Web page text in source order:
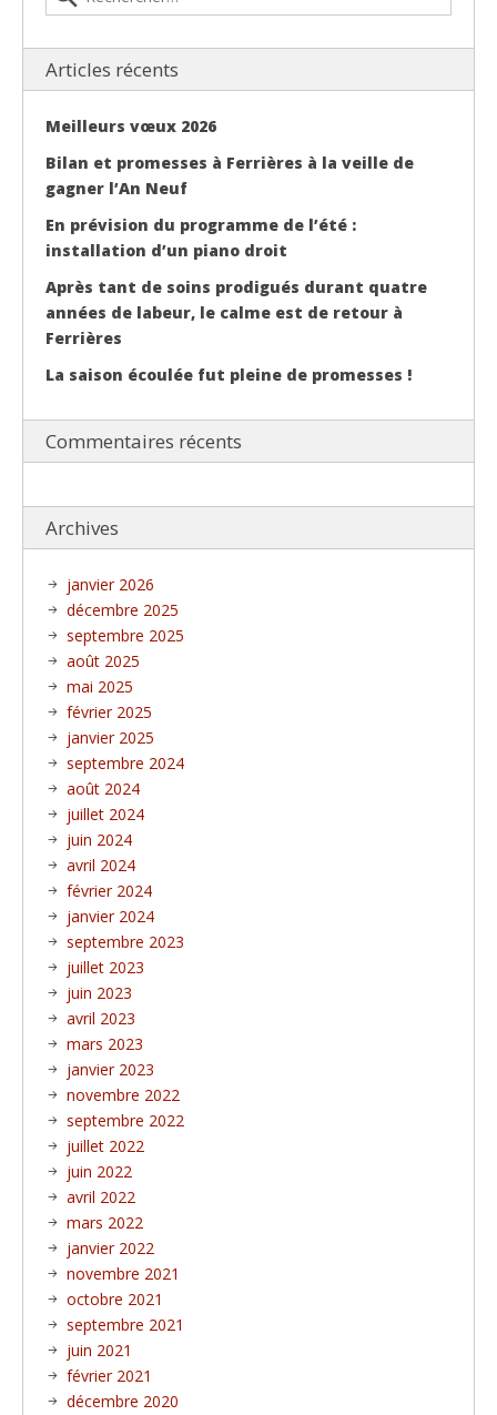
Articles récents
Meilleurs vœux 2026
Bilan et promesses à Ferrières à la veille de
gagner l’An Neuf
En prévision du programme de l’été :
installation d’un piano droit
Après tant de soins prodigués durant quatre
années de labeur, le calme est de retour à
Ferrières
La saison écoulée fut pleine de promesses !
Commentaires récents
Archives
janvier 2026
décembre 2025
septembre 2025
août 2025
mai 2025
février 2025
janvier 2025
septembre 2024
août 2024
juillet 2024
juin 2024
avril 2024
février 2024
janvier 2024
septembre 2023
juillet 2023
juin 2023
avril 2023
mars 2023
janvier 2023
novembre 2022
septembre 2022
juillet 2022
juin 2022
avril 2022
mars 2022
janvier 2022
novembre 2021
octobre 2021
septembre 2021
juin 2021
février 2021
décembre 2020